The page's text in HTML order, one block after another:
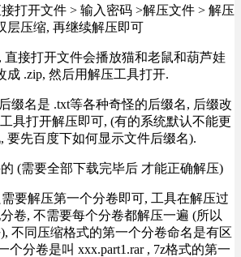
打开文件 > 输入密码 >解压文件 > 解压
层压缩, 再继续解压即可
直接打开文件会播放猫和老鼠和葫芦娃
成 .zip, 然后用解压工具打开.
缀名是 .txt等各种奇怪的后缀名, 后缀改
具打开解压即可, (有的系统默认不能更
要先百度下如何显示文件后缀名).
(需要全部下载完毕后 才能正确解压)
要解压第一个分卷即可, 工具在解压过
卷, 不需要每个分卷都解压一遍 (所以
不同压缩格式的第一个分卷命名是有区
个分卷是叫 xxx.part1.rar , 7z格式的第一